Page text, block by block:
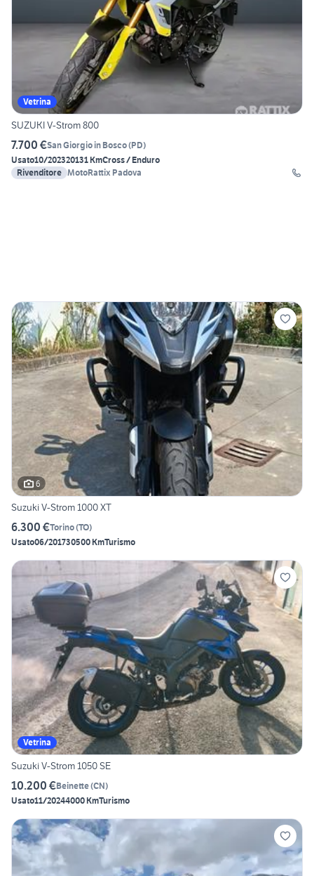
Vetrina
SUZUKI V-Strom 800
7.700 €San Giorgio in Bosco(PD)
Usato10/202320131 KmCross / Enduro
Rivenditore MotoRattix Padova
6
Suzuki V-Strom 1000 XT
6.300 €Torino(TO)
Usato06/201730500 KmTurismo
Vetrina
Suzuki V-Strom 1050 SE
10.200 €Beinette(CN)
Usato11/20244000 KmTurismo